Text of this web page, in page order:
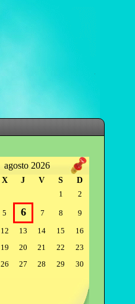
agosto 2026
X J V S
D
1
2
5 6 7 8
9
12 13 14 15
16
19 20 21 22
23
26 27 28 29
30